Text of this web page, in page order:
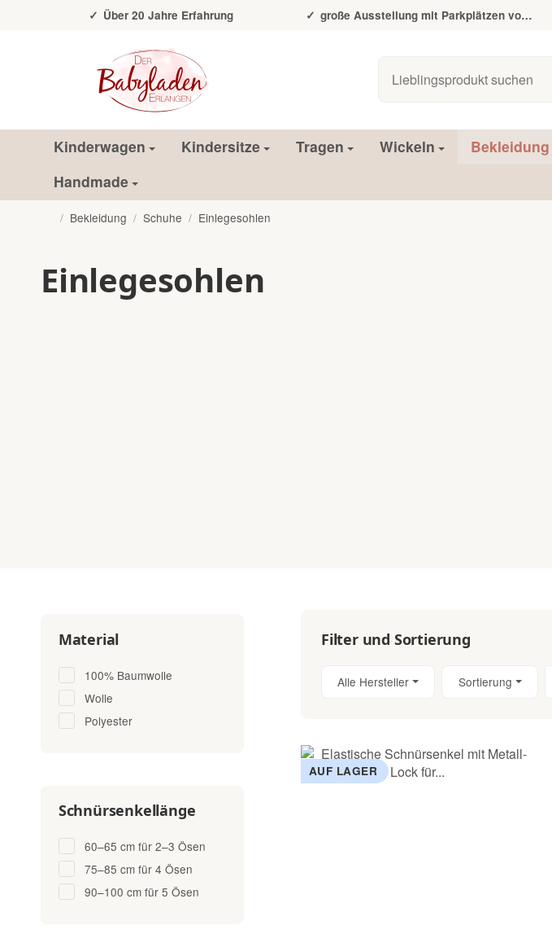
Über 20 Jahre Erfahrung große Ausstellung mit Parkplätzen vor der Tür
Kinderwagen Kindersitze Tragen Wickeln Bekleidung
Handmade
/ Bekleidung / Schuhe / Einlegesohlen
Einlegesohlen
Filter und Sortierung
Alle Hersteller Sortierung
AUF LAGER
Material
100% Baumwolle
Wolle
Polyester
Schnürsenkellänge
60–65 cm für 2–3 Ösen
75–85 cm für 4 Ösen
90–100 cm für 5 Ösen